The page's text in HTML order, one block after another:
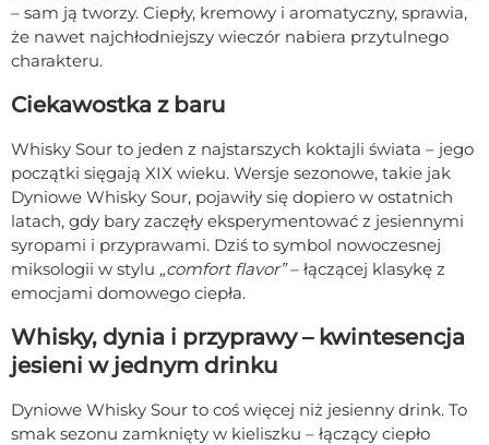
– sam ją tworzy. Ciepły, kremowy i aromatyczny, sprawia,
że nawet najchłodniejszy wieczór nabiera przytulnego
charakteru.
Ciekawostka z baru
Whisky Sour to jeden z najstarszych koktajli świata – jego
początki sięgają XIX wieku. Wersje sezonowe, takie jak
Dyniowe Whisky Sour, pojawiły się dopiero w ostatnich
latach, gdy bary zaczęły eksperymentować z jesiennymi
syropami i przyprawami. Dziś to symbol nowoczesnej
miksologii w stylu „comfort flavor”– łączącej klasykę z
emocjami domowego ciepła.
Whisky, dynia i przyprawy – kwintesencja
jesieni w jednym drinku
Dyniowe Whisky Sour to coś więcej niż jesienny drink. To
smak sezonu zamknięty w kieliszku – łączący ciepło